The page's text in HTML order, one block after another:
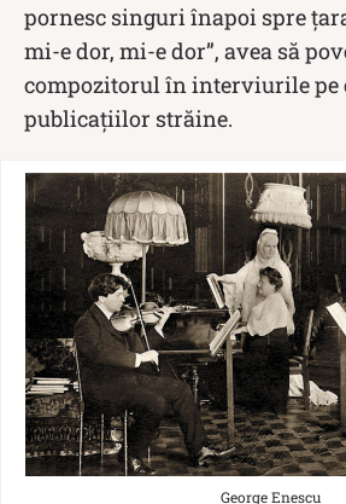
pornesc singuri înapoi spre
mi-e dor, mi-e dor”, avea să
compozitorul în interviurile pe
publicațiilor străine.
George Enescu